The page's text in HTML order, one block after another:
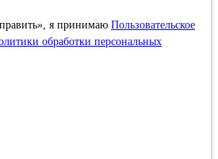
я принимаю Пользовательское
обработки персональных